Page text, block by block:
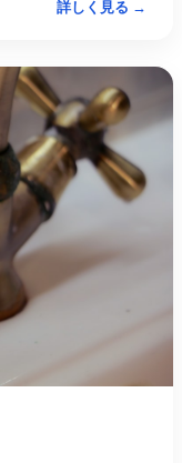
詳しく見る →